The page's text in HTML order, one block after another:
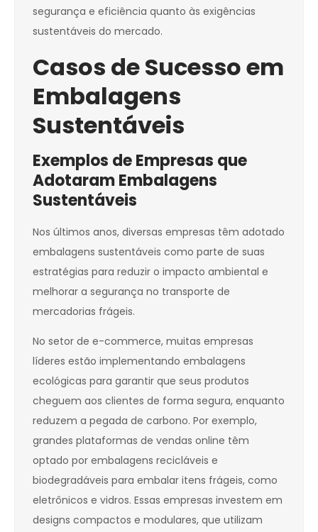
segurança e eficiência quanto às exigências
sustentáveis do mercado.
Casos de Sucesso em
Embalagens
Sustentáveis
Exemplos de Empresas que
Adotaram Embalagens
Sustentáveis
Nos últimos anos, diversas empresas têm adotado
embalagens sustentáveis como parte de suas
estratégias para reduzir o impacto ambiental e
melhorar a segurança no transporte de
mercadorias frágeis.
No setor de e-commerce, muitas empresas
líderes estão implementando embalagens
ecológicas para garantir que seus produtos
cheguem aos clientes de forma segura, enquanto
reduzem a pegada de carbono. Por exemplo,
grandes plataformas de vendas online têm
optado por embalagens recicláveis e
biodegradáveis para embalar itens frágeis, como
eletrônicos e vidros. Essas empresas investem em
designs compactos e modulares, que utilizam